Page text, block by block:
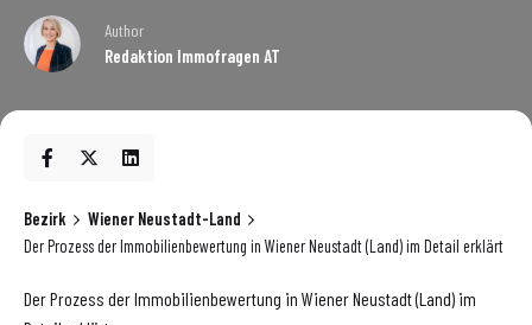
Author
Redaktion Immofragen AT
Bezirk
Wiener Neustadt-Land
Der Prozess der Immobilienbewertung in Wiener Neustadt (Land) im Detail erklärt
Der Prozess der Immobilienbewertung in Wiener Neustadt (Land) im